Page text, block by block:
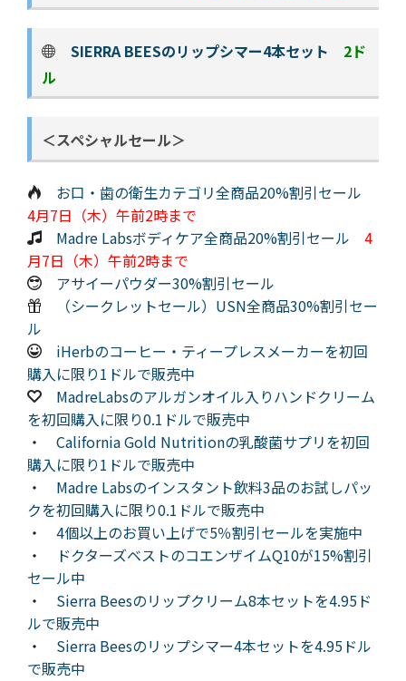
SIERRA BEESのリップシマー4本セット
2ド
ル
＜スペシャルセール＞
お口・歯の衛生カテゴリ全商品20%割引セール
4月7日（木）午前2時まで
Madre Labsボディケア全商品20%割引セール
4
月7日（木）午前2時まで
アサイーパウダー30%割引セール
（シークレットセール）USN全商品30%割引セー
ル
iHerbのコーヒー・ティープレスメーカーを初回
購入に限り1ドルで販売中
MadreLabsのアルガンオイル入りハンドクリーム
を初回購入に限り0.1ドルで販売中
・ California Gold Nutritionの乳酸菌サプリを初回
購入に限り1ドルで販売中
・ Madre Labsのインスタント飲料3品のお試しパッ
クを初回購入に限り0.1ドルで販売中
・ 4個以上のお買い上げで5％割引セールを実施中
・
ドクターズベストのコエンザイムQ10が15%割引
セール中
・ Sierra Beesのリップクリーム8本セットを4.95ド
ルで販売中
・ Sierra Beesのリップシマー4本セットを4.95ドル
で販売中